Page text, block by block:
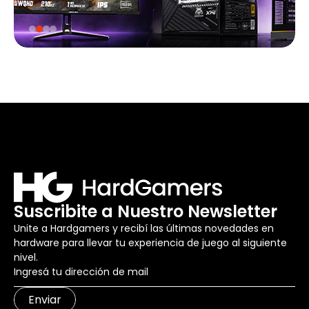
Suscribite a Nuestro Newsletter
Unite a Hardgamers y recibí las últimas novedades en
hardware para llevar tu experiencia de juego al siguiente
nivel.
Enviar